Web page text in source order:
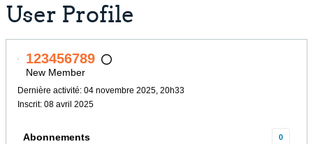
User Profile
123456789
New Member
Dernière activité: 04 novembre 2025, 20h33
Inscrit: 08 avril 2025
Abonnements 0